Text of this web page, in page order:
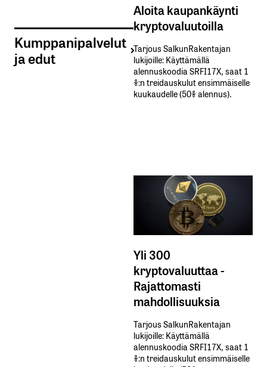
Kumppanipalvelut
ja edut
Aloita kaupankäynti
kryptovaluutoilla
Tarjous SalkunRakentajan
lukijoille: Käyttämällä​ ​
alennuskoodia​ ​SRFI17X,​ ​saat​ ​1
%:n treidauskulut​ ​ensimmäiselle​ ​
kuukaudelle​ ​(50%​ ​alennus).
Yli 300
kryptovaluuttaa -
Rajattomasti
mahdollisuuksia
Tarjous SalkunRakentajan
lukijoille: Käyttämällä​ ​
alennuskoodia​ ​SRFI17X,​ ​saat​ ​1
%:n treidauskulut​ ​ensimmäiselle​ ​